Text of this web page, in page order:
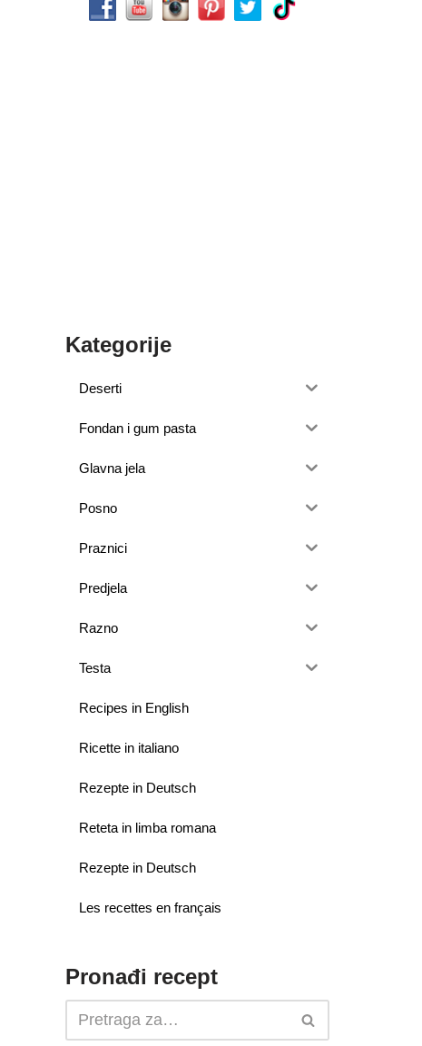
Kategorije
Deserti
Fondan i gum pasta
Glavna jela
Posno
Praznici
Predjela
Razno
Testa
Recipes in English
Ricette in italiano
Rezepte in Deutsch
Reteta in limba romana
Rezepte in Deutsch
Les recettes en français
Pronađi recept